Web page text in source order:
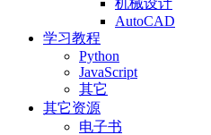
机械设计
AutoCAD
学习教程
Python
JavaScript
其它
其它资源
电子书